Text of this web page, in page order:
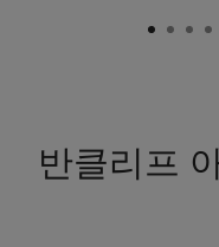
반클리프